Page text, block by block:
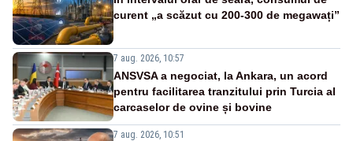
curent „a scăzut cu 200-300 de megawați”
7 aug. 2026, 10:57
ANSVSA a negociat, la Ankara, un acord
pentru facilitarea tranzitului prin Turcia al
carcaselor de ovine și bovine
7 aug. 2026, 10:51